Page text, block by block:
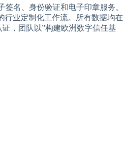
名、身份验证和电子印章服务。
业定制化工作流。所有数据均在
，团队以”构建欧洲数字信任基